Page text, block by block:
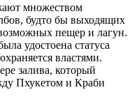
множеством
будто бы выходящих
пещер и лагун.
удостоена статуса
властями.
залива, который
Пхукетом и Краби